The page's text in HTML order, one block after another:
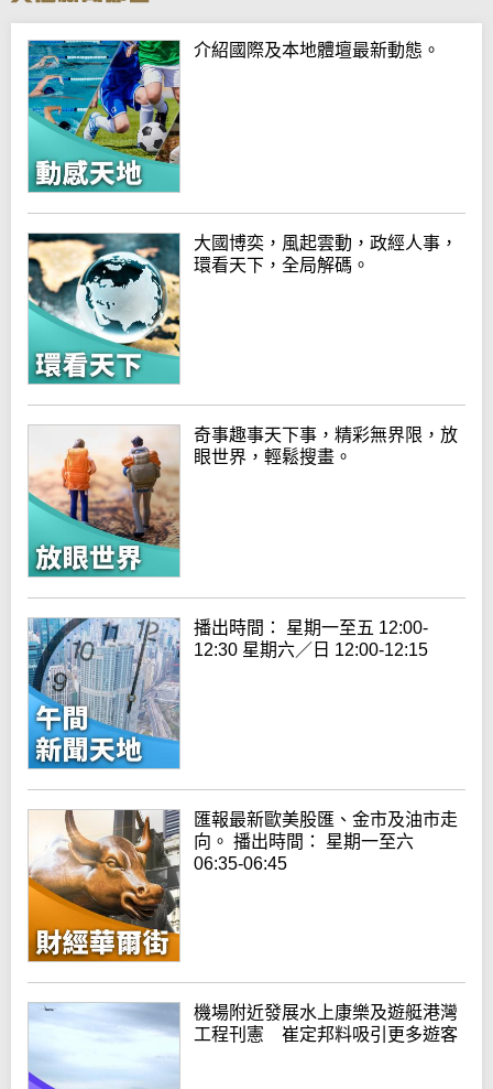
介紹國際及本地體壇最新動態。
大國博奕，風起雲動，政經人事，
環看天下，全局解碼。
奇事趣事天下事，精彩無界限，放
眼世界，輕鬆搜畫。
播出時間： 星期一至五 12:00-
12:30 星期六／日 12:00-12:15
匯報最新歐美股匯、金市及油市走
向。 播出時間： 星期一至六
06:35-06:45
機場附近發展水上康樂及遊艇港灣
工程刊憲 崔定邦料吸引更多遊客